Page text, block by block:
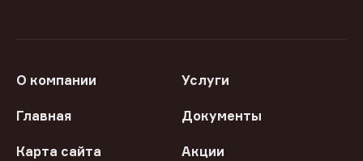
О компании Услуги
Главная Документы
Карта сайта Акции